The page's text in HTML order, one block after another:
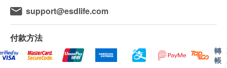
維他命D3：強化骨質，預防疏鬆，減低骨折風險，促
進鈣質吸收。
服用方法
所有訂單須視乎相關貨品的供應情況再作最後確
認。倘若健康網購health.ESDlife未能提供任何訂
單上的貨品，健康網購health.ESDlife有權拒絕接
受該訂單，並且會於送貨前透過電話或電郵通知顧
support@esdlife.com
付款方法
轉
帳